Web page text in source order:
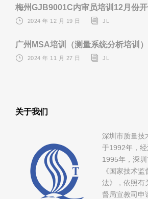
梅州GJB9001C内审员培训12月份
2024 年 12 月 19 日 JL
广州MSA培训（测量系统分析培训
2024 年 11 月 27 日 JL
关于我们
深圳市质量技
于1992年，经
1995年，深
《国家技术
法》，依照有
督局宣教司申